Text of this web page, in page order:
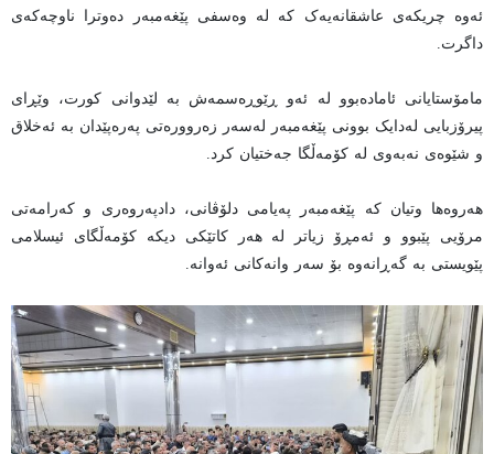
ئەوە چریکەی عاشقانەیەک کە لە وەسفی پێغەمبەر دەوترا ناوچەکەی
داگرت.
مامۆستایانی ئامادەبوو لە ئەو ڕێوڕەسمەش بە لێدوانی کورت، وێڕای
پیرۆزبایی لەدایک بوونی پێغەمبەر لەسەر زەروورەتی پەرەپێدان بە ئەخلاق
و شێوەی نەبەوی لە کۆمەڵگا جەختیان کرد.
هەروەها وتیان کە پێغەمبەر پەیامی دلۆڤانی، دادپەروەری و کەرامەتی
مرۆیی پێبوو و ئەمڕۆ زیاتر لە هەر کاتێکی دیکە کۆمەڵگای ئیسلامی
پێویستی بە گەڕانەوە بۆ سەر وانەکانی ئەوانە.